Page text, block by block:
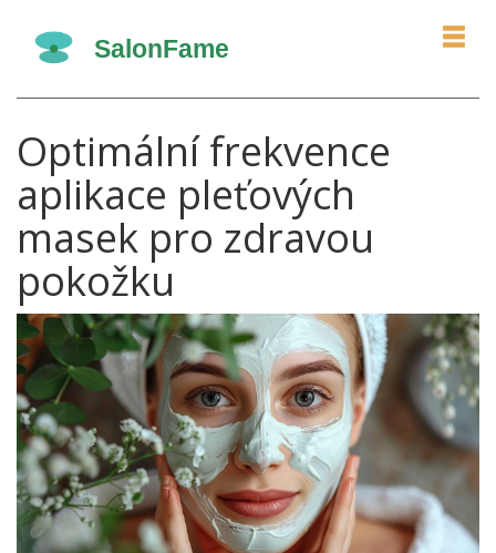
Optimální frekvence
aplikace pleťových
masek pro zdravou
pokožku